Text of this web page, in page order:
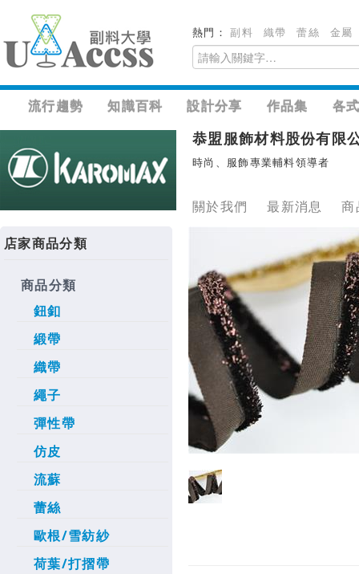
熱門：副料 織帶 蕾絲 金屬
流行趨勢 知識百科 設計分享 作品集 各
恭盟服飾材料股份有限
時尚、服飾專業輔料領導者
關於我們 最新消息 商
店家商品分類
商品分類
鈕釦
緞帶
織帶
繩子
彈性帶
仿皮
流蘇
蕾絲
歐根/雪紡紗
荷葉/打摺帶